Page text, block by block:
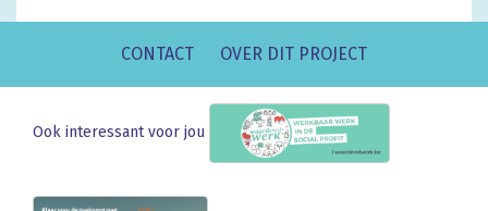
CONTACT OVER DIT PROJECT
Ook interessant voor jou